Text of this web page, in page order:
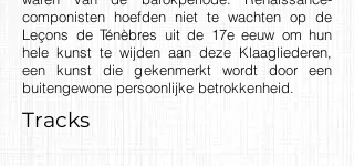
componisten hoefden niet te wachten op de
Leçons de Ténèbres uit de 17e eeuw om hun
hele kunst te wijden aan deze Klaagliederen,
een kunst die gekenmerkt wordt door een
buitengewone persoonlijke betrokkenheid.
Tracks